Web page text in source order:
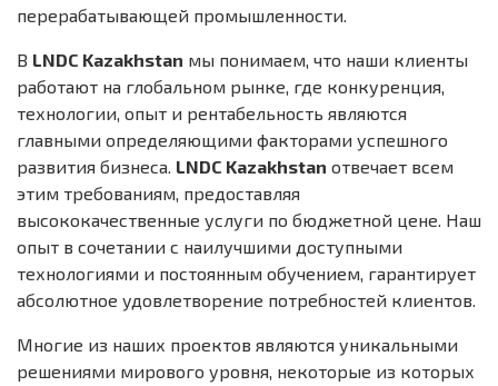
перерабатывающей промышленности.
В LNDC Kazakhstan мы понимаем, что наши клиенты
работают на глобальном рынке, где конкуренция,
технологии, опыт и рентабельность являются
главными определяющими факторами успешного
развития бизнеса. LNDC Kazakhstan отвечает всем
этим требованиям, предоставляя
высококачественные услуги по бюджетной цене. Наш
опыт в сочетании с наилучшими доступными
технологиями и постоянным обучением, гарантирует
абсолютное удовлетворение потребностей клиентов.
Многие из наших проектов являются уникальными
решениями мирового уровня, некоторые из которых